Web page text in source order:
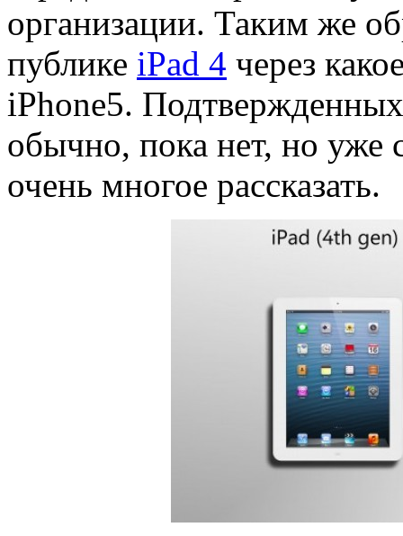
организации. Таким же
публике iPad 4 через
iPhone5.
обычно, пока нет, но уже
очень многое рассказать.